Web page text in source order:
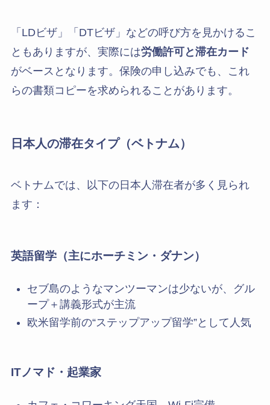
「LDビザ」「DTビザ」などの呼び方を見かけるこ
ともありますが、実際には労働許可と滞在カード
がベースとなります。保険の申し込みでも、これ
らの書類コピーを求められることがあります。
日本人の滞在タイプ（ベトナム）
ベトナムでは、以下の日本人滞在者が多く見られ
ます：
英語留学（主にホーチミン・ダナン）
セブ島のようなマンツーマンは少ないが、グル
ープ＋講義形式が主流
欧米留学前の“ステップアップ留学”として人気
ITノマド・起業家